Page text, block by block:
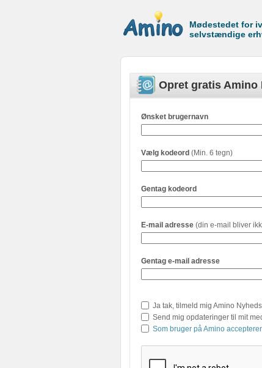
Mødestedet for
selvstændige
Opret gratis Amino
Ønsket brugernavn
Vælg kodeord (Min. 6 tegn)
Gentag kodeord
E-mail adresse (din e-mail bliver
Gentag e-mail adresse
Ja tak, tilmeld mig Amino
Send mig opdateringer til mit
Som bruger på Amino